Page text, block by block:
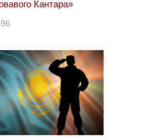
Кантара»